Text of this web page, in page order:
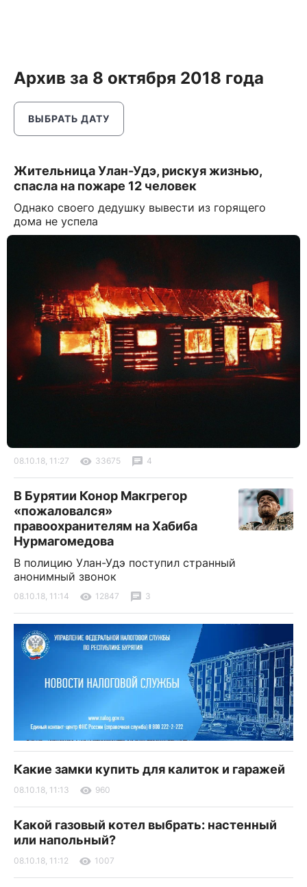
Архив за 8 октября 2018 года
ВЫБРАТЬ ДАТУ
Жительница Улан-Удэ, рискуя жизнью,
спасла на пожаре 12 человек
Однако своего дедушку вывести из горящего
дома не успела
08.10.18, 11:27 33675 4
В Бурятии Конор Макгрегор
«пожаловался»
правоохранителям на Хабиба
Нурмагомедова
В полицию Улан-Удэ поступил странный
анонимный звонок
08.10.18, 11:14 12847 3
Какие замки купить для калиток и гаражей
08.10.18, 11:13 960
Какой газовый котел выбрать: настенный
или напольный?
08.10.18, 11:12 1007